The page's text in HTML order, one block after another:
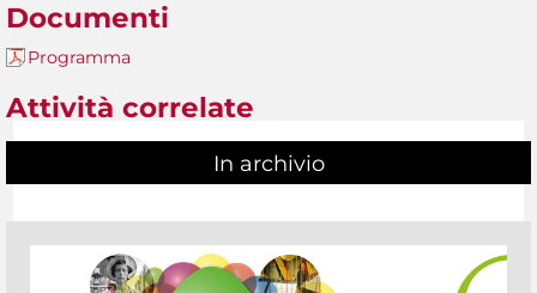
Documenti
Programma
Attività correlate
In archivio